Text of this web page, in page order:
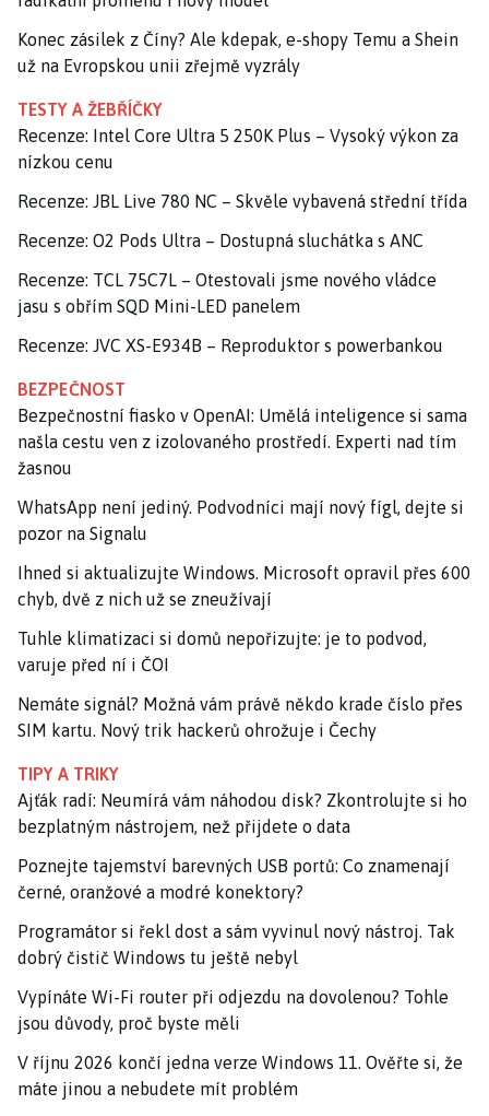
Konec zásilek z Číny? Ale kdepak, e-shopy Temu a Shein
už na Evropskou unii zřejmě vyzrály
TESTY A ŽEBŘÍČKY
Recenze: Intel Core Ultra 5 250K Plus – Vysoký výkon za
nízkou cenu
Recenze: JBL Live 780 NC – Skvěle vybavená střední třída
Recenze: O2 Pods Ultra – Dostupná sluchátka s ANC
Recenze: TCL 75C7L – Otestovali jsme nového vládce
jasu s obřím SQD Mini-LED panelem
Recenze: JVC XS-E934B – Reproduktor s powerbankou
BEZPEČNOST
Bezpečnostní fiasko v OpenAI: Umělá inteligence si sama
našla cestu ven z izolovaného prostředí. Experti nad tím
žasnou
WhatsApp není jediný. Podvodníci mají nový fígl, dejte si
pozor na Signalu
Ihned si aktualizujte Windows. Microsoft opravil přes 600
chyb, dvě z nich už se zneužívají
Tuhle klimatizaci si domů nepořizujte: je to podvod,
varuje před ní i ČOI
Nemáte signál? Možná vám právě někdo krade číslo přes
SIM kartu. Nový trik hackerů ohrožuje i Čechy
TIPY A TRIKY
Ajťák radí: Neumírá vám náhodou disk? Zkontrolujte si ho
bezplatným nástrojem, než přijdete o data
Poznejte tajemství barevných USB portů: Co znamenají
černé, oranžové a modré konektory?
Programátor si řekl dost a sám vyvinul nový nástroj. Tak
dobrý čistič Windows tu ještě nebyl
Vypínáte Wi-Fi router při odjezdu na dovolenou? Tohle
jsou důvody, proč byste měli
V říjnu 2026 končí jedna verze Windows 11. Ověřte si, že
máte jinou a nebudete mít problém